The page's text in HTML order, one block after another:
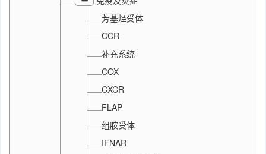
芳基烃受体
CCR
补充系统
COX
CXCR
FLAP
组胺受体
IFNAR